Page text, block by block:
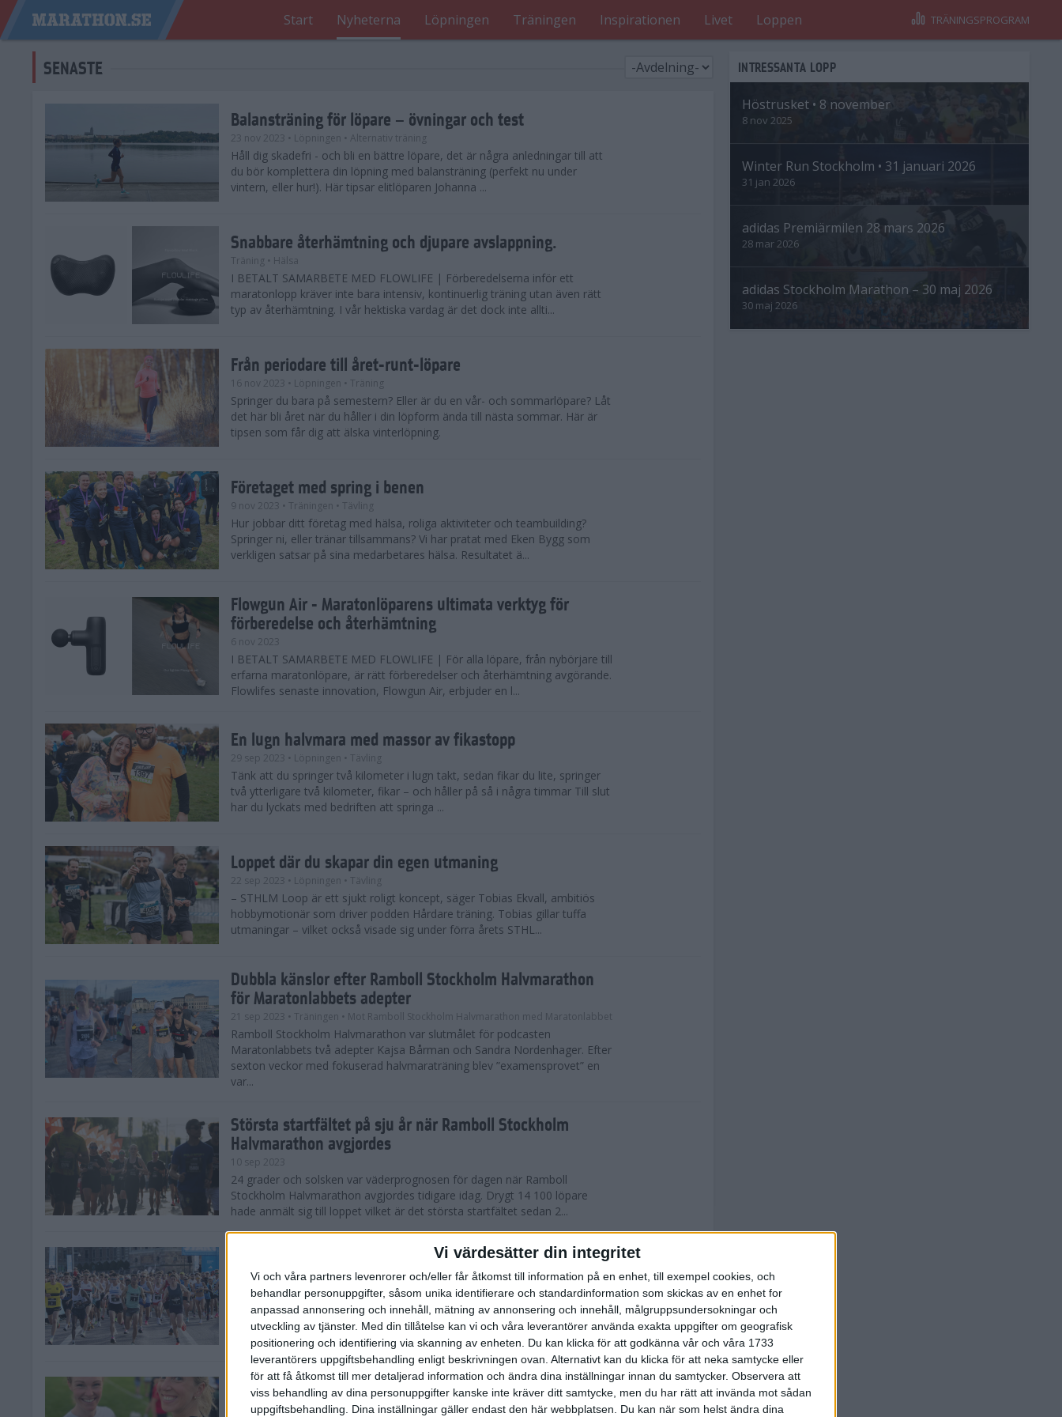
Vi värdesätter din integritet
Vi och våra partners levenrorer och/eller får åtkomst till information på en enhet, till exempel cookies, och
behandlar personuppgifter, såsom unika identifierare och standardinformation som skickas av en enhet for
anpassad annonsering och innehåll, mätning av annonsering och innehåll, målgruppsundersokningar och
utveckling av tjänster. Med din tillåtelse kan vi och våra leverantörer använda exakta uppgifter om geografisk
positionering och identifiering via skanning av enheten. Du kan klicka för att godkänna vår och våra 1733
leverantörers uppgiftsbehandling enligt beskrivningen ovan. Alternativt kan du klicka för att neka samtycke eller
för att få åtkomst till mer detaljerad information och ändra dina inställningar innan du samtycker. Observera att
viss behandling av dina personuppgifter kanske inte kräver ditt samtycke, men du har rätt att invända mot sådan
uppgiftsbehandling. Dina inställningar gäller endast den här webbplatsen. Du kan när som helst ändra dina
Start Nyheterna Löpningen Träningen Inspirationen Livet Loppen TRÄNINGSPROGRAM
SENASTE
Balansträning för löpare – övningar och test
23 nov 2023 • Löpningen • Alternativ träning
Håll dig skadefri - och bli en bättre löpare, det är några anledningar till att
du bör komplettera din löpning med balansträning (perfekt nu under
vintern, eller hur!). Här tipsar elitlöparen Johanna ...
Snabbare återhämtning och djupare avslappning.
Träning • Hälsa
I BETALT SAMARBETE MED FLOWLIFE | Förberedelserna inför ett
maratonlopp kräver inte bara intensiv, kontinuerlig träning utan även rätt
typ av återhämtning. I vår hektiska vardag är det dock inte allti...
Från periodare till året-runt-löpare
16 nov 2023 • Löpningen • Träning
Springer du bara på semestern? Eller är du en vår- och sommarlöpare? Låt
det här bli året när du håller i din löpform ända till nästa sommar. Här är
tipsen som får dig att älska vinterlöpning.
Företaget med spring i benen
9 nov 2023 • Träningen • Tävling
Hur jobbar ditt företag med hälsa, roliga aktiviteter och teambuilding?
Springer ni, eller tränar tillsammans? Vi har pratat med Eken Bygg som
verkligen satsar på sina medarbetares hälsa. Resultatet ä...
Flowgun Air - Maratonlöparens ultimata verktyg för
förberedelse och återhämtning
6 nov 2023
I BETALT SAMARBETE MED FLOWLIFE | För alla löpare, från nybörjare till
erfarna maratonlöpare, är rätt förberedelser och återhämtning avgörande.
Flowlifes senaste innovation, Flowgun Air, erbjuder en l...
En lugn halvmara med massor av fikastopp
29 sep 2023 • Löpningen • Tävling
Tänk att du springer två kilometer i lugn takt, sedan fikar du lite, springer
två ytterligare två kilometer, fikar – och håller på så i några timmar Till slut
har du lyckats med bedriften att springa ...
Loppet där du skapar din egen utmaning
22 sep 2023 • Löpningen • Tävling
– STHLM Loop är ett sjukt roligt koncept, säger Tobias Ekvall, ambitiös
hobbymotionär som driver podden Hårdare träning. Tobias gillar tuffa
utmaningar – vilket också visade sig under förra årets STHL...
Dubbla känslor efter Ramboll Stockholm Halvmarathon
för Maratonlabbets adepter
21 sep 2023 • Träningen • Mot Ramboll Stockholm Halvmarathon med Maratonlabbet
Ramboll Stockholm Halvmarathon var slutmålet för podcasten
Maratonlabbets två adepter Kajsa Bårman och Sandra Nordenhager. Efter
sexton veckor med fokuserad halvmaraträning blev ”examensprovet” en
var...
Största startfältet på sju år när Ramboll Stockholm
Halvmarathon avgjordes
10 sep 2023
24 grader och solsken var väderprognosen för dagen när Ramboll
Stockholm Halvmarathon avgjordes tidigare idag. Drygt 14 100 löpare
hade anmält sig till loppet vilket är det största startfältet sedan 2...
Nytt banrekord signerat Diego Estrada när Ramboll
Stockholm Halvmarathon avgjordes
10 sep 2023
Det var ett varmt Stockholm som välkomnade löparna i årets Ramboll
Stockholm Halvmarathon, men trots värmen så levererade eliten riktigt
fina tider. På herrsidan tog amerikanen Diego Estrada ledningen...
Kajsa och Sandra redo för Ramboll Stockholm
Halvmarathon
INTRESSANTA LOPP
Höstrusket • 8 november
8 nov 2025
Winter Run Stockholm • 31 januari 2026
31 jan 2026
adidas Premiärmilen 28 mars 2026
28 mar 2026
adidas Stockholm Marathon – 30 maj 2026
30 maj 2026